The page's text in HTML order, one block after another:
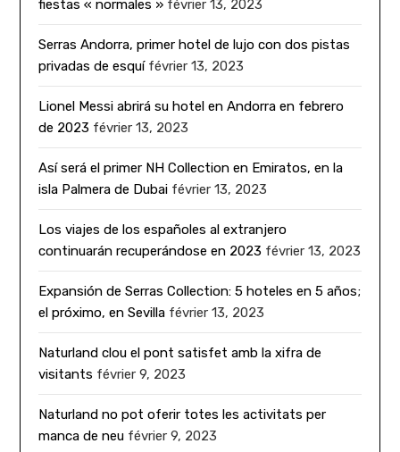
fiestas « normales » février 13, 2023
Serras Andorra, primer hotel de lujo con dos pistas
privadas de esquí février 13, 2023
Lionel Messi abrirá su hotel en Andorra en febrero
de 2023 février 13, 2023
Así será el primer NH Collection en Emiratos, en la
isla Palmera de Dubai février 13, 2023
Los viajes de los españoles al extranjero
continuarán recuperándose en 2023 février 13, 2023
Expansión de Serras Collection: 5 hoteles en 5 años;
el próximo, en Sevilla février 13, 2023
Naturland clou el pont satisfet amb la xifra de
visitants février 9, 2023
Naturland no pot oferir totes les activitats per
manca de neu février 9, 2023